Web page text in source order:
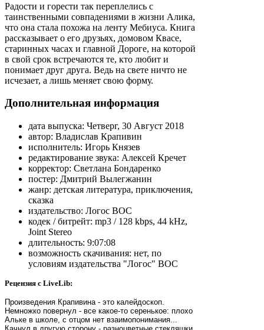
Радости и горести так переплелись с
таинственными совпадениями в жизни Алика,
что она стала похожа на ленту Мeбиуса. Книга
рассказывает о его друзьях, домовом Квасе,
старинных часах и главной Дороге, на которой
в свой срок встречаются те, кто любит и
понимает друг друга. Ведь на свете ничто не
исчезает, а лишь меняет свою форму.
Дополнительная информация
дата выпуска: Четверг, 30 Август 2018
автор: Владислав Крапивин
исполнитель: Игорь Князев
редактирование звука: Алексей Кречет
корректор: Светлана Бондаренко
постер: Дмитрий Вылегжанин
жанр: детская литература, приключения,
сказка
издательство: Логос ВОС
кодек / битрейт: mp3 / 128 kbps, 44 kHz,
Joint Stereo
длительность: 9:07:08
возможность скачивания: нет, по
условиям издательства "Логос" ВОС
Рецензия с LiveLib:
Произведения Крапивина - это калейдоскоп.
Немножко повернул - все какое-то серенькое: плохо
Альке в школе, с отцом нет взаимопонимания...